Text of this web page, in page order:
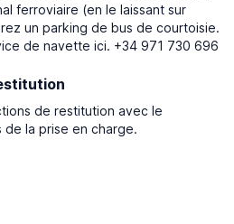
ferroviaire (en le laissant sur
un parking de bus de courtoisie.
de navette ici. +34 971 730 696
de restitution avec le
la prise en charge.